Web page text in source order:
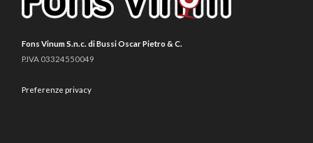
Fons Vinum S.n.c. di Bussi Oscar Pietro & C.
P.IVA 03324550049
Preferenze privacy